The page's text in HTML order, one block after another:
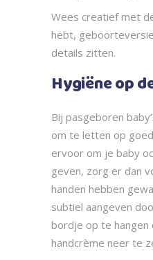
Wees creatief met
hebt,
details zitten.
Hygiëne op
Bij pasgeboren
om te letten op
ervoor om je baby
geven, zorg er dan
handen hebben
subtiel aangeven
bordje op te
handcrème neer te